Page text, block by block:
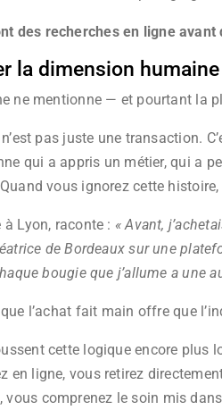
des recherches en ligne avant
la dimension humaine
ne mentionne — et pourtant la
pas juste une transaction.
qui a appris un métier, qui a
vous ignorez cette
Lyon, raconte : « Avant,
de Bordeaux sur une
bougie que j’allume a une
l’achat fait main offre que
cette logique encore plus
en ligne, vous retirez
comprenez le soin mis